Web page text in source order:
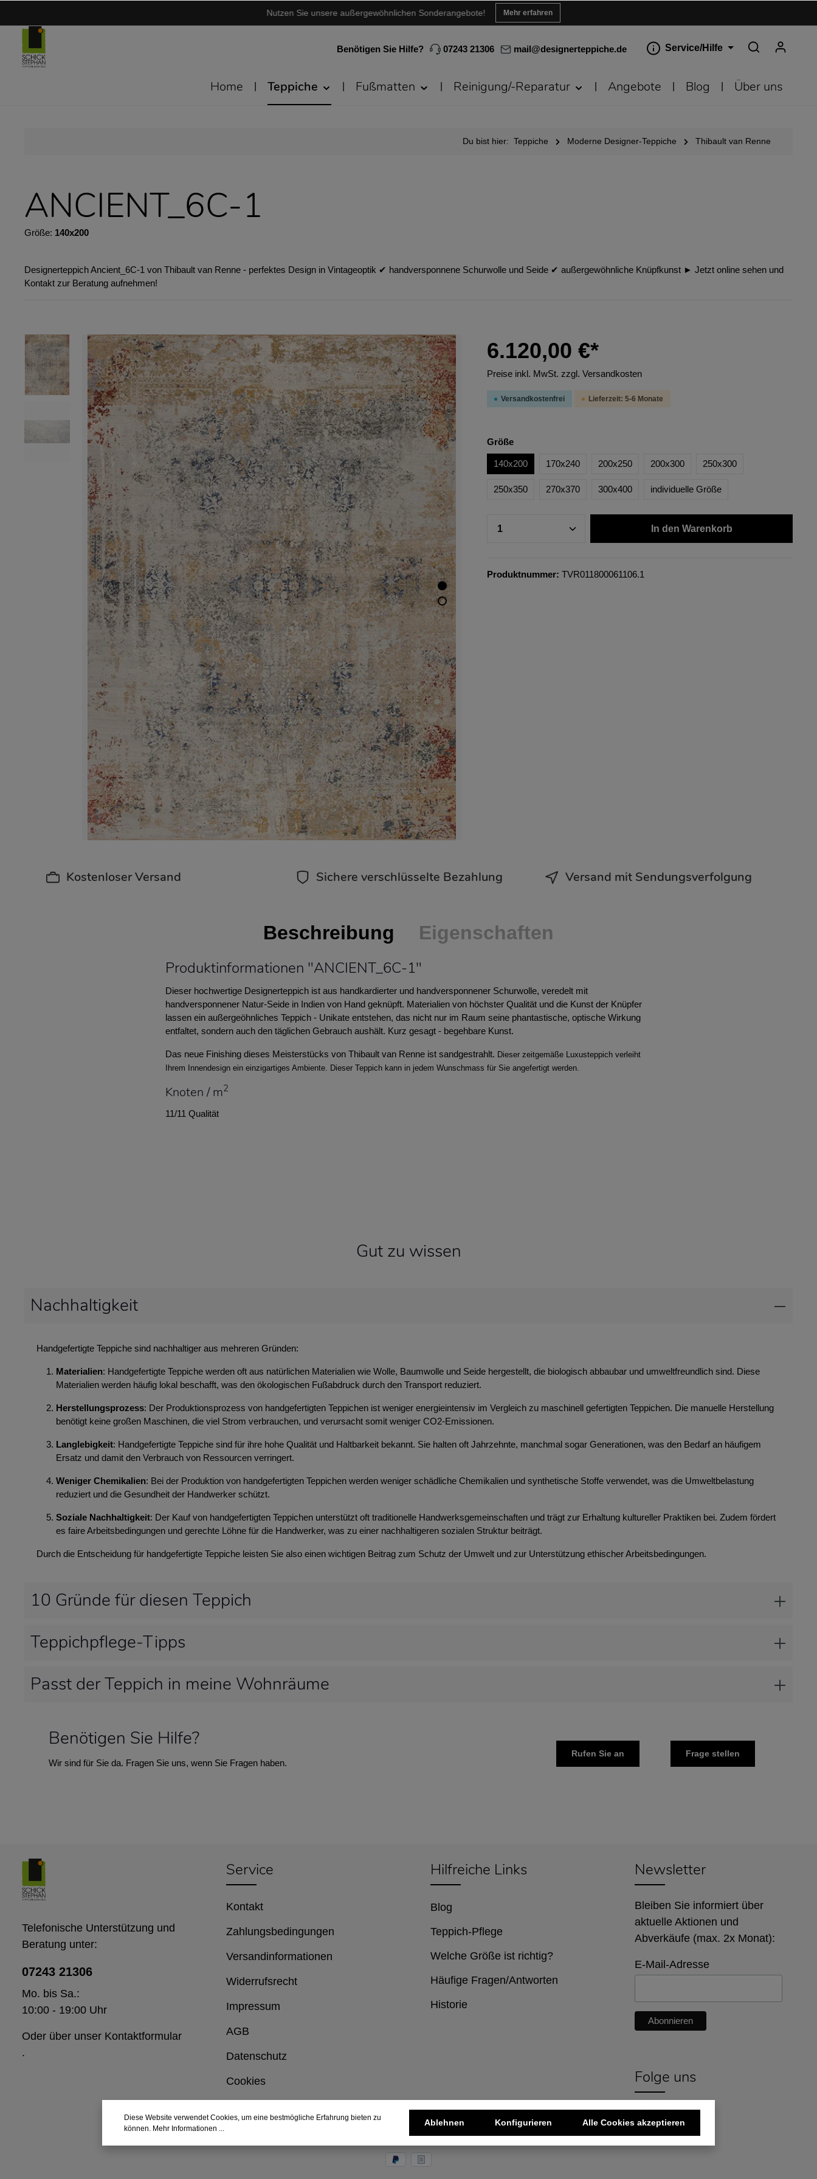
Nutzen Sie unsere außergewöhnlichen Sonderangebote! Mehr erfahren
Benötigen Sie Hilfe? 07243 21306 mail@designerteppiche.de Service/Hilfe
Home Teppiche Fußmatten Reinigung/-Reparatur Angebote Blog Über uns
Du bist hier: Teppiche Moderne Designer-Teppiche Thibault van Renne
ANCIENT_6C-1
Größe: 140x200
Designerteppich Ancient_6C-1 von Thibault van Renne - perfektes Design in Vintageoptik ✔︎ handversponnene Schurwolle und Seide ✔︎ außergewöhnliche Knüpfkunst ► Jetzt online sehen und
Kontakt zur Beratung aufnehmen!
6.120,00 €*
Preise inkl. MwSt. zzgl. Versandkosten
Versandkostenfrei Lieferzeit: 5-6 Monate
Größe
140x200 170x240 200x250 200x300 250x300
250x350 270x370 300x400 individuelle Größe
In den Warenkorb
Produktnummer: TVR011800061106.1
Kostenloser Versand Sichere verschlüsselte Bezahlung Versand mit Sendungsverfolgung
Beschreibung Eigenschaften
Produktinformationen "ANCIENT_6C-1"
Dieser hochwertige Designerteppich ist aus handkardierter und handversponnener Schurwolle, veredelt mit
handversponnener Natur-Seide in Indien von Hand geknüpft. Materialien von höchster Qualität und die Kunst der Knüpfer
lassen ein außergeöhnliches Teppich - Unikate entstehen, das nicht nur im Raum seine phantastische, optische Wirkung
entfaltet, sondern auch den täglichen Gebrauch aushält. Kurz gesagt - begehbare Kunst.
Das neue Finishing dieses Meisterstücks von Thibault van Renne ist sandgestrahlt. Dieser zeitgemäße Luxusteppich verleiht
Ihrem Innendesign ein einzigartiges Ambiente. Dieser Teppich kann in jedem Wunschmass für Sie angefertigt werden.
Knoten / m2
11/11 Qualität
Gut zu wissen
Nachhaltigkeit
Handgefertigte Teppiche sind nachhaltiger aus mehreren Gründen:
Materialien: Handgefertigte Teppiche werden oft aus natürlichen Materialien wie Wolle, Baumwolle und Seide hergestellt, die biologisch abbaubar und umweltfreundlich sind. Diese
Materialien werden häufig lokal beschafft, was den ökologischen Fußabdruck durch den Transport reduziert.
Herstellungsprozess: Der Produktionsprozess von handgefertigten Teppichen ist weniger energieintensiv im Vergleich zu maschinell gefertigten Teppichen. Die manuelle Herstellung
benötigt keine großen Maschinen, die viel Strom verbrauchen, und verursacht somit weniger CO2-Emissionen.
Langlebigkeit: Handgefertigte Teppiche sind für ihre hohe Qualität und Haltbarkeit bekannt. Sie halten oft Jahrzehnte, manchmal sogar Generationen, was den Bedarf an häufigem
Ersatz und damit den Verbrauch von Ressourcen verringert.
Weniger Chemikalien: Bei der Produktion von handgefertigten Teppichen werden weniger schädliche Chemikalien und synthetische Stoffe verwendet, was die Umweltbelastung
reduziert und die Gesundheit der Handwerker schützt.
Soziale Nachhaltigkeit: Der Kauf von handgefertigten Teppichen unterstützt oft traditionelle Handwerksgemeinschaften und trägt zur Erhaltung kultureller Praktiken bei. Zudem fördert
es faire Arbeitsbedingungen und gerechte Löhne für die Handwerker, was zu einer nachhaltigeren sozialen Struktur beiträgt.
Durch die Entscheidung für handgefertigte Teppiche leisten Sie also einen wichtigen Beitrag zum Schutz der Umwelt und zur Unterstützung ethischer Arbeitsbedingungen.
10 Gründe für diesen Teppich
Teppichpflege-Tipps
Passt der Teppich in meine Wohnräume
Benötigen Sie Hilfe?
Wir sind für Sie da. Fragen Sie uns, wenn Sie Fragen haben.
Rufen Sie an Frage stellen
Service
Kontakt
Zahlungsbedingungen
Versandinformationen
Widerrufsrecht
Impressum
AGB
Datenschutz
Cookies
Newsletter
Bleiben Sie informiert über
aktuelle Aktionen und
Abverkäufe (max. 2x Monat):
E-Mail-Adresse
Folge uns
Telefonische Unterstützung und
Beratung unter:
07243 21306
Mo. bis Sa.:
10:00 - 19:00 Uhr
Oder über unser Kontaktformular
.
Hilfreiche Links
Blog
Teppich-Pflege
Welche Größe ist richtig?
Häufige Fragen/Antworten
Historie
Diese Website verwendet Cookies, um eine bestmögliche Erfahrung bieten zu
können. Mehr Informationen ...
Ablehnen Konfigurieren Alle Cookies akzeptieren